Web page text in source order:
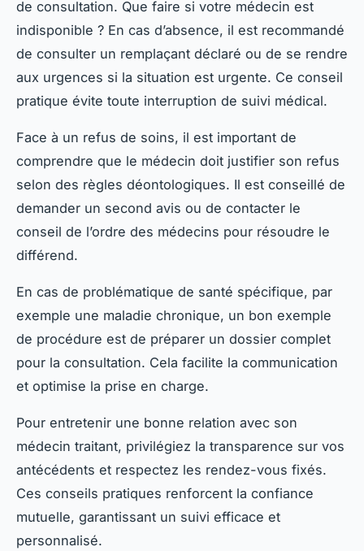
de consultation. Que faire si votre médecin est
indisponible ? En cas d’absence, il est recommandé
de consulter un remplaçant déclaré ou de se rendre
aux urgences si la situation est urgente. Ce conseil
pratique évite toute interruption de suivi médical.
Face à un refus de soins, il est important de
comprendre que le médecin doit justifier son refus
selon des règles déontologiques. Il est conseillé de
demander un second avis ou de contacter le
conseil de l’ordre des médecins pour résoudre le
différend.
En cas de problématique de santé spécifique, par
exemple une maladie chronique, un bon exemple
de procédure est de préparer un dossier complet
pour la consultation. Cela facilite la communication
et optimise la prise en charge.
Pour entretenir une bonne relation avec son
médecin traitant, privilégiez la transparence sur vos
antécédents et respectez les rendez-vous fixés.
Ces conseils pratiques renforcent la confiance
mutuelle, garantissant un suivi efficace et
personnalisé.